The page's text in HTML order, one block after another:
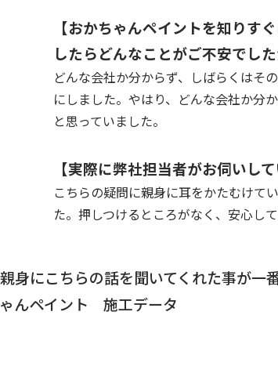
【おかちゃんペイントを知りす
したらどんなことがご不安でした
どんな会社か分からず、しばらくはそ
にしました。やはり、どんな会社か分
と思っていました。
【実際に弊社担当者がお伺いし
こちらの疑問に親身に耳をかたむけて
た。押しつけるところがなく、安心し
親身にこちらの話を聞いてくれた事
んペイント 施工データ